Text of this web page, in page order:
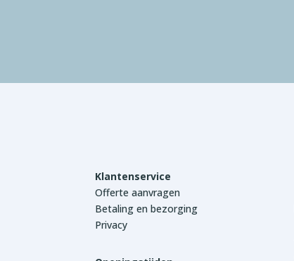
Klantenservice
Offerte aanvragen
Betaling en bezorging
Privacy